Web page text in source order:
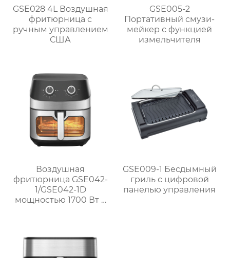
GSE028 4L Воздушная
фритюрница с
ручным управлением
США
GSE005-2
Портативный смузи-
мейкер с функцией
измельчителя
Воздушная
фритюрница GSE042-
1/GSE042-1D
мощностью 1700 Вт с
стали для домашнего
GSE009-1 Бесдымный
гриль с цифровой
панелью управления